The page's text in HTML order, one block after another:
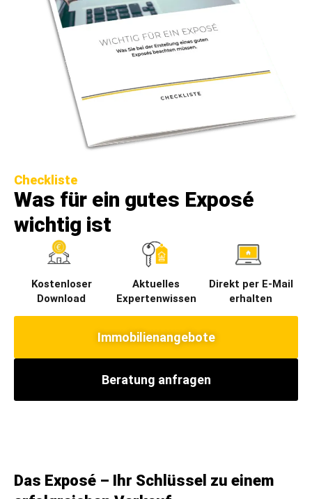
Checkliste
Was für ein gutes Exposé
wichtig ist
Kostenloser
Download
Aktuelles
Expertenwissen
Direkt per E-Mail
erhalten
Immobilienangebote
Beratung anfragen
Das Exposé – Ihr Schlüssel zu einem